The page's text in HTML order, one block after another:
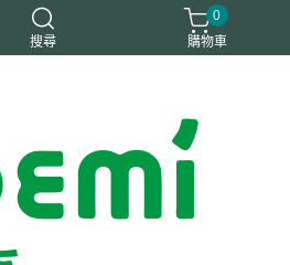
搜尋
0
購物車